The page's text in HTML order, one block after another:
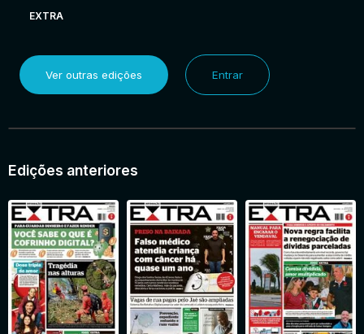
EXTRA
Ver outras edições Entrar
Edições anteriores